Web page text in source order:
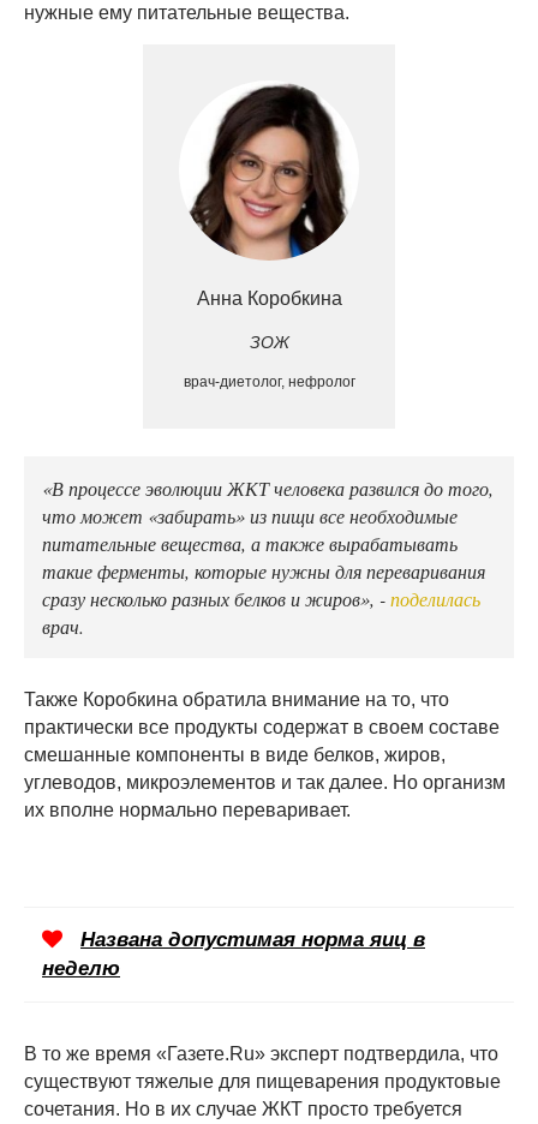
нужные ему питательные вещества.
Анна Коробкина
ЗОЖ
врач-диетолог, нефролог
«В процессе эволюции ЖКТ человека развился до того,
что может «забирать» из пищи все необходимые
питательные вещества, а также вырабатывать
такие ферменты, которые нужны для переваривания
сразу несколько разных белков и жиров», -поделилась
врач.
Также Коробкина обратила внимание на то, что
практически все продукты содержат в своем составе
смешанные компоненты в виде белков, жиров,
углеводов, микроэлементов и так далее. Но организм
их вполне нормально переваривает.
Названа допустимая норма яиц в
неделю
В то же время «Газете.Ru» эксперт подтвердила, что
существуют тяжелые для пищеварения продуктовые
сочетания. Но в их случае ЖКТ просто требуется